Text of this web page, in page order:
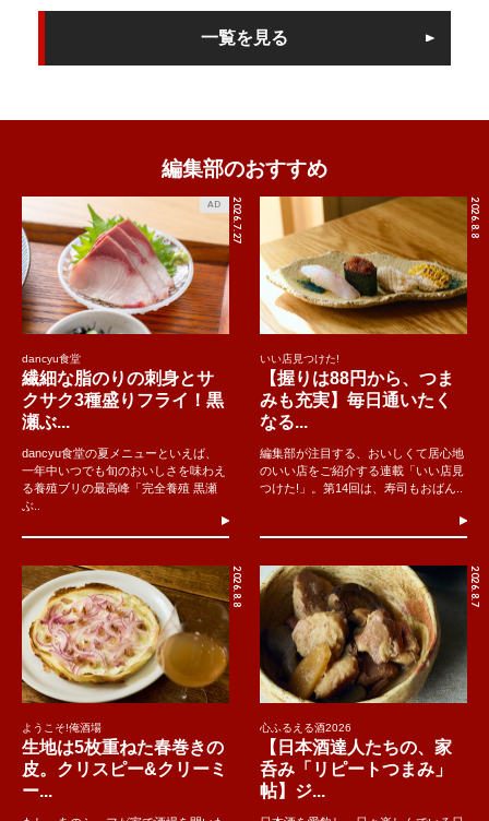
一覧を見る
編集部のおすすめ
2026.7.27
AD
dancyu食堂
繊細な脂のりの刺身とサ
クサク3種盛りフライ！黒
瀬ぶ...
dancyu食堂の夏メニューといえば、
一年中いつでも旬のおいしさを味わえ
る養殖ブリの最高峰「完全養殖 黒瀬
ぶ..
2026.8.8
いい店見つけた!
【握りは88円から、つま
みも充実】毎日通いたく
なる...
編集部が注目する、おいしくて居心地
のいい店をご紹介する連載「いい店見
つけた!」。第14回は、寿司もおばん..
2026.8.8
ようこそ!俺酒場
生地は5枚重ねた春巻きの
皮。クリスピー&クリーミ
ー...
2026.8.7
心ふるえる酒2026
【日本酒達人たちの、家
呑み「リピートつまみ」
帖】ジ...